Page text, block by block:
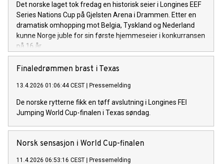
Det norske laget tok fredag en historisk seier i Longines EEF
Series Nations Cup på Gjelsten Arena i Drammen. Etter en
dramatisk omhopping mot Belgia, Tyskland og Nederland
kunne Norge juble for sin første hjemmeseier i konkurransen
på 16 år.
Finaledrømmen brast i Texas
13.4.2026 01:06:44 CEST | Pressemelding
De norske rytterne fikk en tøff avslutning i Longines FEI
Jumping World Cup-finalen i Texas søndag.
Norsk sensasjon i World Cup-finalen
11.4.2026 06:53:16 CEST | Pressemelding